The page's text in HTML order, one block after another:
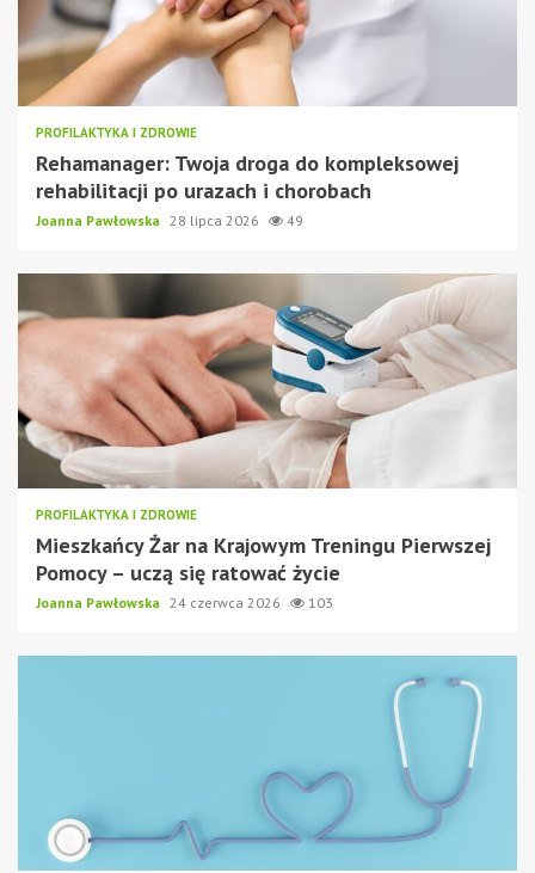
PROFILAKTYKA I ZDROWIE
Rehamanager: Twoja droga do kompleksowej
rehabilitacji po urazach i chorobach
Joanna Pawłowska 28 lipca 2026 49
PROFILAKTYKA I ZDROWIE
Mieszkańcy Żar na Krajowym Treningu Pierwszej
Pomocy – uczą się ratować życie
Joanna Pawłowska 24 czerwca 2026 103